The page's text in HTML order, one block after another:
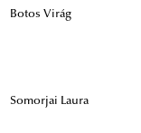
Botos Virág
Somorjai Laura